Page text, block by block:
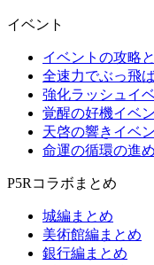
イベント
イベントの攻略
全速力でぶっ飛
強化ラッシュイ
覚醒の好機イベ
天啓の響きイベ
命運の循環の進
P5Rコラボまとめ
城編まとめ
美術館編まとめ
銀行編まとめ